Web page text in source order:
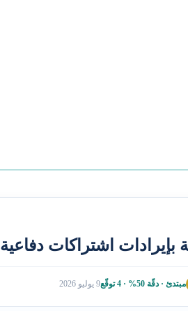
اشتراكات دفاعية
مبتدئ · دقّة 50% · 4 توقّع 9 يوليو 2026